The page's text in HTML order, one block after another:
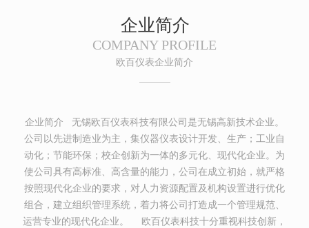
企业简介
COMPANY PROFILE
欧百仪表企业简介
企业简介 无锡欧百仪表科技有限公司是无锡高新技术企业。
公司以先进制造业为主，集仪器仪表设计开发、生产；工业自
动化；节能环保；校企创新为一体的多元化、现代化企业。为
使公司具有高标准、高含量的能力，公司在成立初始，就严格
按照现代化企业的要求，对人力资源配置及机构设置进行优化
组合，建立组织管理系统，着力将公司打造成一个管理规范、
运营专业的现代化企业。 欧百仪表科技十分重视科技创新，